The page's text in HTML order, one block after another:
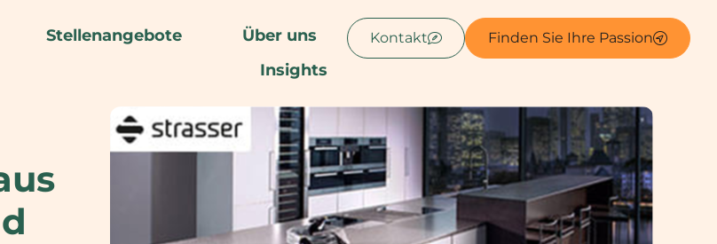
Kontakt Finden Sie Ihre Passion
Stellenangebote
Über uns
Insights